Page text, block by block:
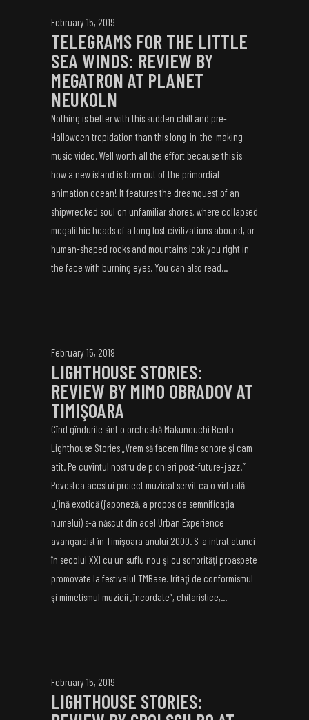
February 15, 2019
TELEGRAMS FOR THE LITTLE
SEA WINDS: REVIEW BY
MEGATRON AT PLANET
NEUKOLN
Nothing is better with this sudden chill and pre-
Halloween trepidation than this long-in-the-making
music video. Well worth all the effort because this is
how a new island is born out of the primordial
animation ocean! It features the dreamquest of an
shipwrecked soul on unfamiliar shores, where collapsed
megalithic heads of a long lost civilizations abound, or
human-shaped rocks and mountains look you right in
the face with burning eyes. You can also read...
February 15, 2019
LIGHTHOUSE STORIES:
REVIEW BY MIMO OBRADOV AT
TIMIŞOARA
Cînd gîndurile sînt o orchestră Makunouchi Bento -
Lighthouse Stories „Vrem să facem filme sonore şi cam
atît. Pe cuvîntul nostru de pionieri post-future-jazz!”
Povestea acestui proiect muzical servit ca o virtuală
ujină exotică (japoneză, a propos de semnificaţia
numelui) s-a născut din acel Urban Experience
avangardist în Timişoara anului 2000. S-a intrat atunci
în secolul XXI cu un suflu nou şi cu sonorităţi proaspete
promovate la festivalul TMBase. Iritaţi de conformismul
şi mimetismul muzicii „încordate”, chitaristice,...
February 15, 2019
LIGHTHOUSE STORIES: